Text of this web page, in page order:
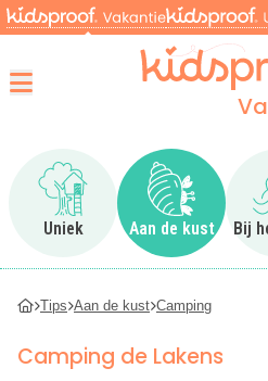
Uniek
Ga naar Uniek
Aan de kust
Ga naar Aan
Bij
Tips Aan de kust Camping
Camping de Lakens